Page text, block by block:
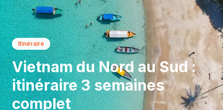
Itinéraire
Vietnam du Nord au Sud :
itinéraire 3 semaines
complet